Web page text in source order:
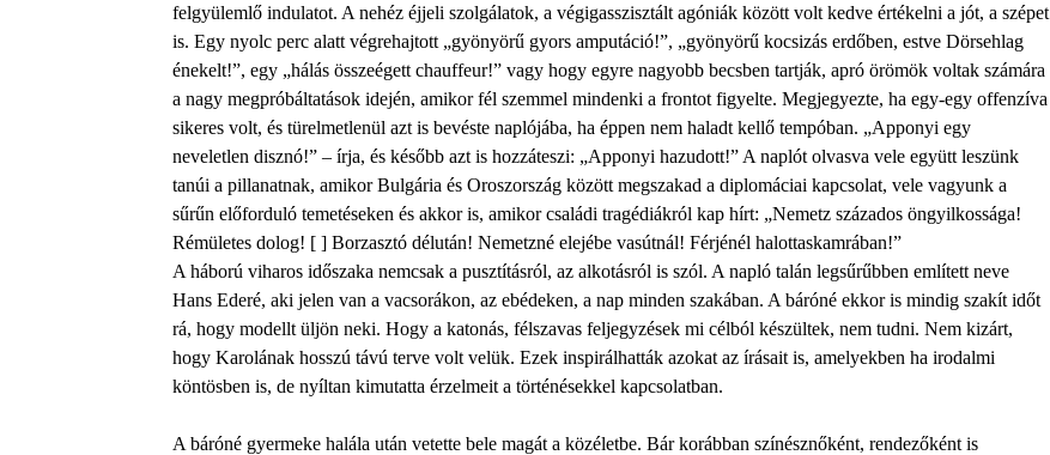
felgyülemlő indulatot. A nehéz éjjeli szolgálatok, a végigasszisztált agóniák között volt kedve értékelni a jót, a szépet
is. Egy nyolc perc alatt végrehajtott „gyönyörű gyors amputáció!”, „gyönyörű kocsizás erdőben, estve Dörsehlag
énekelt!”, egy „hálás összeégett chauffeur!” vagy hogy egyre nagyobb becsben tartják, apró örömök voltak számára
a nagy megpróbáltatások idején, amikor fél szemmel mindenki a frontot figyelte. Megjegyezte, ha egy-egy offenzíva
sikeres volt, és türelmetlenül azt is bevéste naplójába, ha éppen nem haladt kellő tempóban. „Apponyi egy
neveletlen disznó!” – írja, és később azt is hozzáteszi: „Apponyi hazudott!” A naplót olvasva vele együtt leszünk
tanúi a pillanatnak, amikor Bulgária és Oroszország között megszakad a diplomáciai kapcsolat, vele vagyunk a
sűrűn előforduló temetéseken és akkor is, amikor családi tragédiákról kap hírt: „Nemetz százados öngyilkossága!
Rémületes dolog! [ ] Borzasztó délután! Nemetzné elejébe vasútnál! Férjénél halottaskamrában!”
A háború viharos időszaka nemcsak a pusztításról, az alkotásról is szól. A napló talán legsűrűbben említett neve
Hans Ederé, aki jelen van a vacsorákon, az ebédeken, a nap minden szakában. A báróné ekkor is mindig szakít időt
rá, hogy modellt üljön neki. Hogy a katonás, félszavas feljegyzések mi célból készültek, nem tudni. Nem kizárt,
hogy Karolának hosszú távú terve volt velük. Ezek inspirálhatták azokat az írásait is, amelyekben ha irodalmi
köntösben is, de nyíltan kimutatta érzelmeit a történésekkel kapcsolatban.
A báróné gyermeke halála után vetette bele magát a közéletbe. Bár korábban színésznőként, rendezőként is